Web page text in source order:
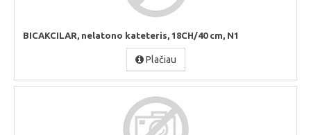
BICAKCILAR, nelatono kateteris, 18CH/40 cm, N1
Plačiau